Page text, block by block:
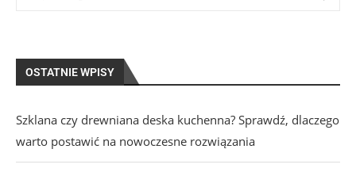
OSTATNIE WPISY
Szklana czy drewniana deska kuchenna? Sprawdź, dlaczego
warto postawić na nowoczesne rozwiązania